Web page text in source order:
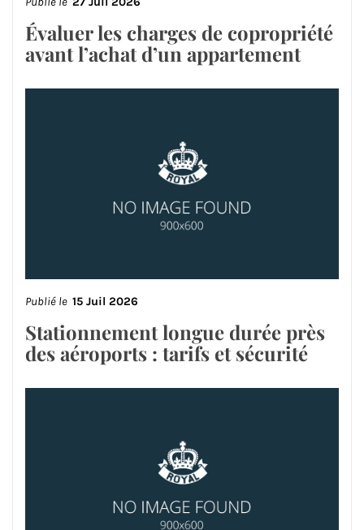
Évaluer les charges de copropriété
avant l’achat d’un appartement
Publié le 15 Juil 2026
Stationnement longue durée près
des aéroports : tarifs et sécurité